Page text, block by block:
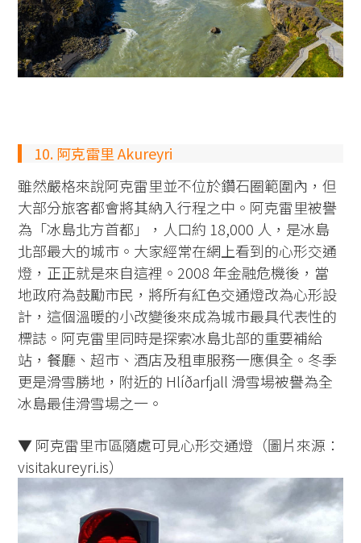
10. 阿克雷里 Akureyri
雖然嚴格來說阿克雷里並不位於鑽石圈範圍內，但
大部分旅客都會將其納入行程之中。阿克雷里被譽
為「冰島北方首都」，人口約 18,000 人，是冰島
北部最大的城市。大家經常在網上看到的心形交通
燈，正正就是來自這裡。2008 年金融危機後，當
地政府為鼓勵市民，將所有紅色交通燈改為心形設
計，這個溫暖的小改變後來成為城市最具代表性的
標誌。阿克雷里同時是探索冰島北部的重要補給
站，餐廳、超市、酒店及租車服務一應俱全。冬季
更是滑雪勝地，附近的 Hlíðarfjall 滑雪場被譽為全
冰島最佳滑雪場之一。
▼ 阿克雷里市區隨處可見心形交通燈（圖片來源：
visitakureyri.is）